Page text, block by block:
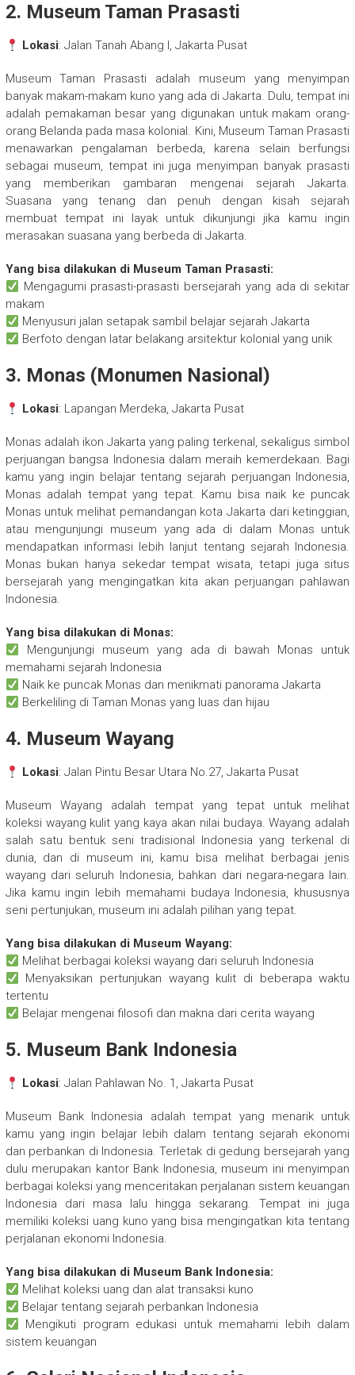
2. Museum Taman Prasasti
Lokasi: Jalan Tanah Abang I, Jakarta Pusat
Museum Taman Prasasti adalah museum yang menyimpan
banyak makam-makam kuno yang ada di Jakarta. Dulu, tempat ini
adalah pemakaman besar yang digunakan untuk makam orang-
orang Belanda pada masa kolonial. Kini, Museum Taman Prasasti
menawarkan pengalaman berbeda, karena selain berfungsi
sebagai museum, tempat ini juga menyimpan banyak prasasti
yang memberikan gambaran mengenai sejarah Jakarta.
Suasana yang tenang dan penuh dengan kisah sejarah
membuat tempat ini layak untuk dikunjungi jika kamu ingin
merasakan suasana yang berbeda di Jakarta.
Yang bisa dilakukan di Museum Taman Prasasti:
Mengagumi prasasti-prasasti bersejarah yang ada di sekitar
makam
Menyusuri jalan setapak sambil belajar sejarah Jakarta
Berfoto dengan latar belakang arsitektur kolonial yang unik
3. Monas (Monumen Nasional)
Lokasi: Lapangan Merdeka, Jakarta Pusat
Monas adalah ikon Jakarta yang paling terkenal, sekaligus simbol
perjuangan bangsa Indonesia dalam meraih kemerdekaan. Bagi
kamu yang ingin belajar tentang sejarah perjuangan Indonesia,
Monas adalah tempat yang tepat. Kamu bisa naik ke puncak
Monas untuk melihat pemandangan kota Jakarta dari ketinggian,
atau mengunjungi museum yang ada di dalam Monas untuk
mendapatkan informasi lebih lanjut tentang sejarah Indonesia.
Monas bukan hanya sekedar tempat wisata, tetapi juga situs
bersejarah yang mengingatkan kita akan perjuangan pahlawan
Indonesia.
Yang bisa dilakukan di Monas:
Mengunjungi museum yang ada di bawah Monas untuk
memahami sejarah Indonesia
Naik ke puncak Monas dan menikmati panorama Jakarta
Berkeliling di Taman Monas yang luas dan hijau
4. Museum Wayang
Lokasi: Jalan Pintu Besar Utara No.27, Jakarta Pusat
Museum Wayang adalah tempat yang tepat untuk melihat
koleksi wayang kulit yang kaya akan nilai budaya. Wayang adalah
salah satu bentuk seni tradisional Indonesia yang terkenal di
dunia, dan di museum ini, kamu bisa melihat berbagai jenis
wayang dari seluruh Indonesia, bahkan dari negara-negara lain.
Jika kamu ingin lebih memahami budaya Indonesia, khususnya
seni pertunjukan, museum ini adalah pilihan yang tepat.
Yang bisa dilakukan di Museum Wayang:
Melihat berbagai koleksi wayang dari seluruh Indonesia
Menyaksikan pertunjukan wayang kulit di beberapa waktu
tertentu
Belajar mengenai filosofi dan makna dari cerita wayang
5. Museum Bank Indonesia
Lokasi: Jalan Pahlawan No. 1, Jakarta Pusat
Museum Bank Indonesia adalah tempat yang menarik untuk
kamu yang ingin belajar lebih dalam tentang sejarah ekonomi
dan perbankan di Indonesia. Terletak di gedung bersejarah yang
dulu merupakan kantor Bank Indonesia, museum ini menyimpan
berbagai koleksi yang menceritakan perjalanan sistem keuangan
Indonesia dari masa lalu hingga sekarang. Tempat ini juga
memiliki koleksi uang kuno yang bisa mengingatkan kita tentang
perjalanan ekonomi Indonesia.
Yang bisa dilakukan di Museum Bank Indonesia:
Melihat koleksi uang dan alat transaksi kuno
Belajar tentang sejarah perbankan Indonesia
Mengikuti program edukasi untuk memahami lebih dalam
sistem keuangan